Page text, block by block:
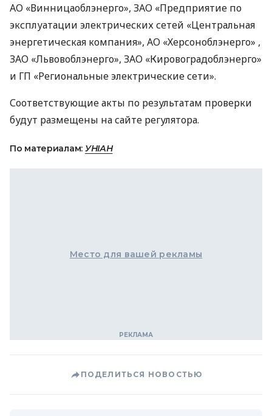
АО «Винницаоблэнерго», ЗАО «Предприятие по
эксплуатации электрических сетей «Центральная
энергетическая компания», АО «Херсоноблэнерго» ,
ЗАО «Львовоблэнерго», ЗАО «Кировоградоблэнерго»
и ГП «Региональные электрические сети».
Соответствующие акты по результатам проверки
будут размещены на сайте регулятора.
По материалам: УНІАН
Место для вашей рекламы
ПОДЕЛИТЬСЯ НОВОСТЬЮ